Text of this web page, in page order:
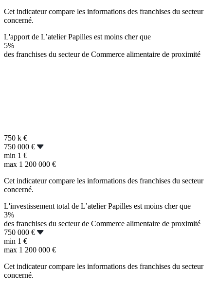
Cet indicateur compare les informations des franchises du secteur
concerné.
L'apport de L’atelier Papilles est moins cher que
5%
des franchises du secteur de Commerce alimentaire de proximité
750 k €
750 000 €
min 1 €
max 1 200 000 €
Cet indicateur compare les informations des franchises du secteur
concerné.
L'investissement total de L’atelier Papilles est moins cher que
3%
des franchises du secteur de Commerce alimentaire de proximité
750 000 €
min 1 €
max 1 200 000 €
Cet indicateur compare les informations des franchises du secteur
concerné.